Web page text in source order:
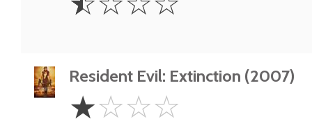
Star
Resident Evil: Extinction (2007)
Star
☆☆☆☆